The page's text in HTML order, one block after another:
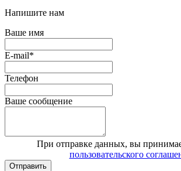
Напишите нам
Ваше имя
E-mail*
Телефон
Ваше сообщение
При отправке данных, вы
пользовательского
Отправить